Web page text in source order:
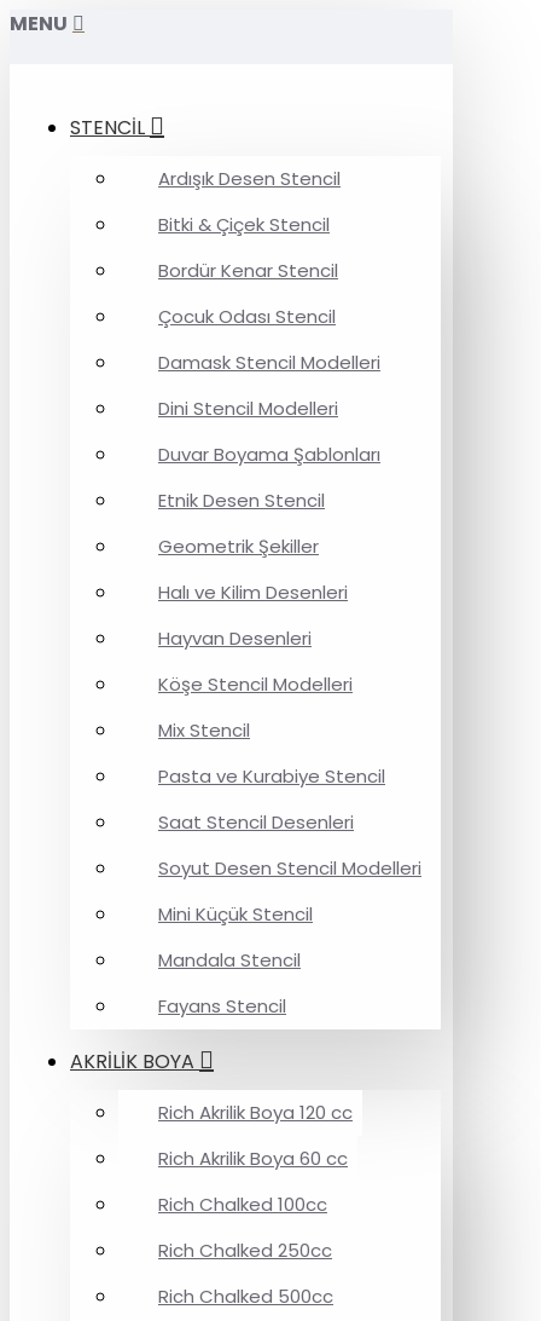
MENU
STENCİL
Ardışık Desen Stencil
Bitki & Çiçek Stencil
Bordür Kenar Stencil
Çocuk Odası Stencil
Damask Stencil Modelleri
Dini Stencil Modelleri
Duvar Boyama Şablonları
Etnik Desen Stencil
Geometrik Şekiller
Halı ve Kilim Desenleri
Hayvan Desenleri
Köşe Stencil Modelleri
Mix Stencil
Pasta ve Kurabiye Stencil
Saat Stencil Desenleri
Soyut Desen Stencil Modelleri
Mini Küçük Stencil
Mandala Stencil
Fayans Stencil
AKRİLİK BOYA
Rich Akrilik Boya 120 cc
Rich Akrilik Boya 60 cc
Rich Chalked 100cc
Rich Chalked 250cc
Rich Chalked 500cc